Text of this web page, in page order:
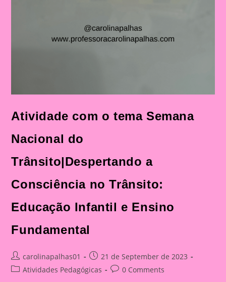
Atividade com o tema Semana
Nacional do
Trânsito|Despertando a
Consciência no Trânsito:
Educação Infantil e Ensino
Fundamental
Post
author:
carolinapalhas01
Post
published:
21 de September de 2023
PostAtividades Pedagógicas
Post0 Comments